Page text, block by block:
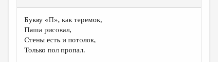
ЛИТСАЛОН
НОВОСТИ
ПРАВИЛА САЙТА
Букву «П», как теремок,
Паша рисовал,
Стены есть и потолок,
Только пол пропал.